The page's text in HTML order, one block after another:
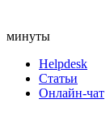
минуты
Helpdesk
Статьи
Онлайн-чат